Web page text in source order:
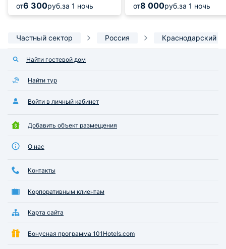
от6 300руб.за 1 ночь от8 000руб.за 1 ночь
Частный сектор Россия Краснодарский
Найти гостевой дом
Найти тур
Войти в личный кабинет
Добавить объект размещения
О нас
Контакты
Корпоративным клиентам
Карта сайта
Бонусная программа 101Hotels.com